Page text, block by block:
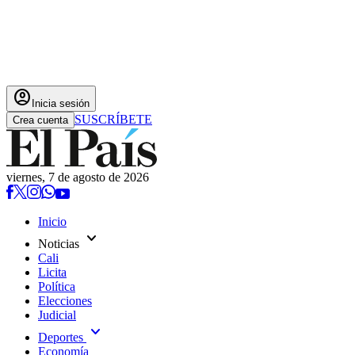
account_circle Inicia sesión
Crea cuenta SUSCRÍBETE
viernes, 7 de agosto de 2026
Inicio
Noticias expand_more
Cali
Licita
Política
Elecciones
Judicial
Deportes expand_more
Economía